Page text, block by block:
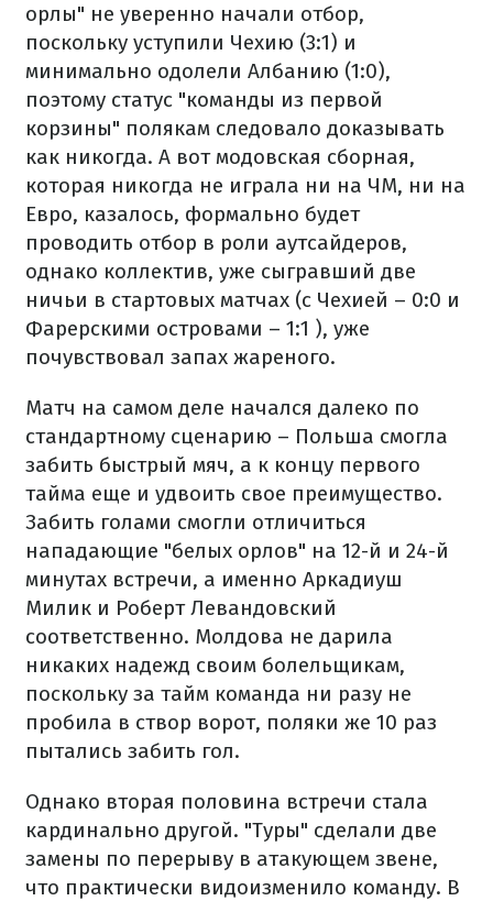
орлы" не уверенно начали отбор,
поскольку уступили Чехию (3:1) и
минимально одолели Албанию (1:0),
поэтому статус "команды из первой
корзины" полякам следовало доказывать
как никогда. А вот модовская сборная,
которая никогда не играла ни на ЧМ, ни на
Евро, казалось, формально будет
проводить отбор в роли аутсайдеров,
однако коллектив, уже сыгравший две
ничьи в стартовых матчах (с Чехией – 0:0 и
Фарерскими островами – 1:1 ), уже
почувствовал запах жареного.
Матч на самом деле начался далеко по
стандартному сценарию – Польша смогла
забить быстрый мяч, а к концу первого
тайма еще и удвоить свое преимущество.
Забить голами смогли отличиться
нападающие "белых орлов" на 12-й и 24-й
минутах встречи, а именно Аркадиуш
Милик и Роберт Левандовский
соответственно. Молдова не дарила
никаких надежд своим болельщикам,
поскольку за тайм команда ни разу не
пробила в створ ворот, поляки же 10 раз
пытались забить гол.
Однако вторая половина встречи стала
кардинально другой. "Туры" сделали две
замены по перерыву в атакующем звене,
что практически видоизменило команду. В